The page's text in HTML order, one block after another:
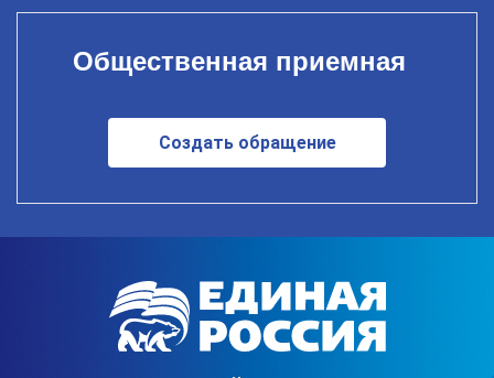
Общественная приемная
Создать обращение